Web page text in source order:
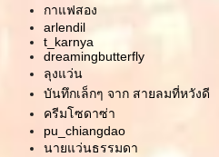
เลี้ยว
หน้ายิ้มๆ
ตั้งหัวข้อไม่เป็นแล้ว ฮ่าๆๆๆ
บันทึกจากวันธรรมดาในสิงคโปร์
จำให้ได้ หมายให้รู้
บันทึกนึกตอนนี้
ล้างคอมจนได้เจออีกหนึ่งหมุดหม
เมื่อสองปีก่อน
กาแฟสอง
arlendil
t_karnya
dreamingbutterfly
ลุงแว่น
บันทึกเล็กๆ จาก สายลมที่หวังดี
ครีมโซดาซ่า
pu_chiangdao
นายแว่นธรรมดา